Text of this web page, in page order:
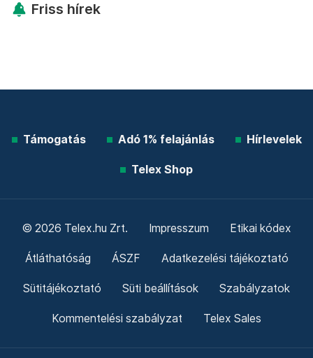
Friss hírek
Támogatás Adó 1% felajánlás Hírlevelek
Telex Shop
© 2026 Telex.hu Zrt. Impresszum Etikai kódex
Átláthatóság ÁSZF Adatkezelési tájékoztató
Sütitájékoztató Süti beállítások Szabályzatok
Kommentelési szabályzat Telex Sales